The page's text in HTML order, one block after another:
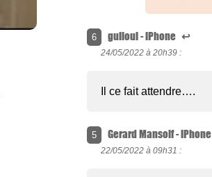
6 guiloui - iPhone ↩
24/05/2022 à 20h39 :
Il ce fait attendre….
5 Gerard Mansoif - iPhone
22/05/2022 à 09h31 :